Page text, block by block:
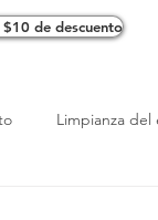
de descuento
Limpianza